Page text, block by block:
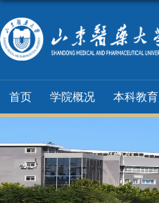
首页 学院概况 本科教育